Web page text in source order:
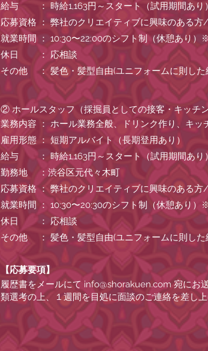
給与 ： 時給1,163円～スタート（試用期間あり
応募資格 ： 弊社のクリエイティブに興味のある
就業時間 ： 10:30〜22:00のシフト制（休憩あり
休日 ： 応相談
その他 ： 髪色・髪型自由(ユニフォームに則し
② ホールスタッフ（採掘員としての接客・キッチン
業務内容 ： ホール業務全般、ドリンク作り、キッ
雇用形態 ： 短期アルバイト（長期登用あり）
給与 ： 時給1,163円～スタート（試用期間あり
勤務地 ：渋谷区元代々木町
応募資格 ： 弊社のクリエイティブに興味のある
就業時間 ： 10:30〜20:30のシフト制（休憩あり
休日 ： 応相談
その他 ： 髪色・髪型自由(ユニフォームに則し
【応募要項】
履歴書をメールにて info@shorakuen.com宛にお
類選考の上、１週間を目処に面談のご連絡を差し